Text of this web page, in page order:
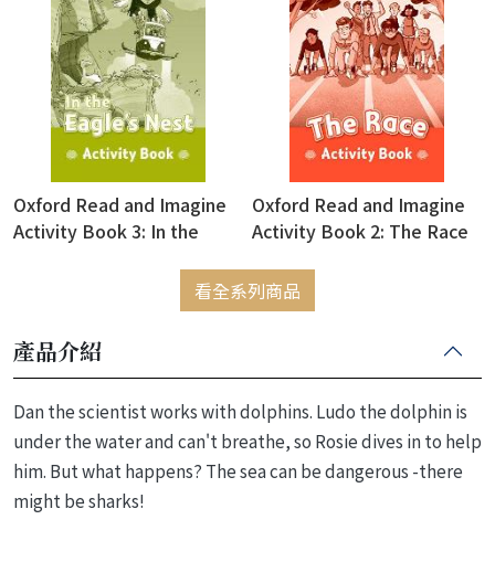
Oxford Read and Imagine
Activity Book 3: In the
Oxford Read and Imagine
Activity Book 2: The Race
看全系列商品
產品介紹
Dan the scientist works with dolphins. Ludo the dolphin is
under the water and can't breathe, so Rosie dives in to help
him. But what happens? The sea can be dangerous -there
might be sharks!